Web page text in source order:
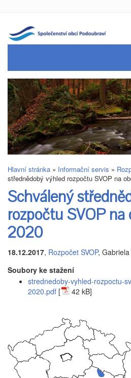
Hlavní stránka » Informační servis »
střednědobý výhled rozpočtu SVOP na
Schválený
rozpočtu SVOP na
2020
18.12.2017, Rozpočet SVOP,
Soubory ke stažení
strednedoby-vyhled-rozpoctu-
2020.pdf [ 42 kB]